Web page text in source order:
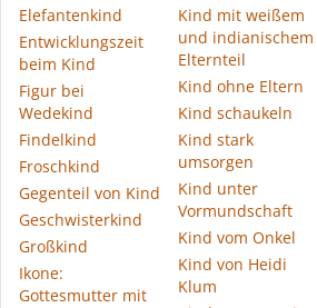
Elefantenkind
Entwicklungszeit
beim Kind
Figur bei
Wedekind
Findelkind
Froschkind
Gegenteil von Kind
Geschwisterkind
Großkind
Ikone:
Gottesmutter mit
Kind mit weißem
und indianischem
Elternteil
Kind ohne Eltern
Kind schaukeln
Kind stark
umsorgen
Kind unter
Vormundschaft
Kind vom Onkel
Kind von Heidi
Klum